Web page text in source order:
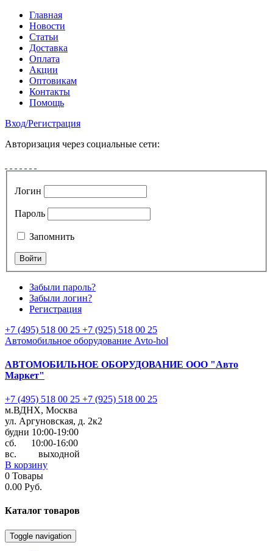
Главная
Новости
Статьи
Доставка
Оплата
Акции
Оптовикам
Контакты
Помощь
Вход/Регистрация
Авторизация через социальные сети:
Логин
Пароль
Запомнить
Забыли пароль?
Забыли логин?
Регистрация
+7 (495) 518 00 25 +7 (925) 518 00 25
Автомобильное оборудование Avto-hol
АВТОМОБИЛЬНОЕ ОБОРУДОВАНИЕ ООО "Авто
Маркет"
+7 (495) 518 00 25 +7 (925) 518 00 25
м.ВДНХ, Москва
ул. Аргуновская, д. 2к2
будни 10:00-19:00
cб. 10:00-16:00
вс. выходной
В корзину
0 Товары
0.00 Руб.
Каталог товаров
Toggle navigation